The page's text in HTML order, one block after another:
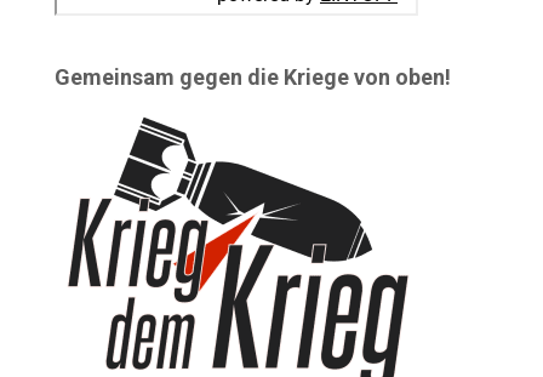
Gemeinsam gegen die Kriege von oben!